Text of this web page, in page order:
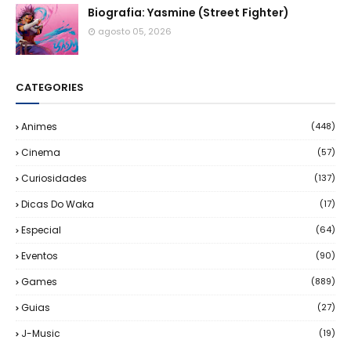
Biografia: Yasmine (Street Fighter)
agosto 05, 2026
CATEGORIES
Animes (448)
Cinema (57)
Curiosidades (137)
Dicas Do Waka (17)
Especial (64)
Eventos (90)
Games (889)
Guias (27)
J-Music (19)